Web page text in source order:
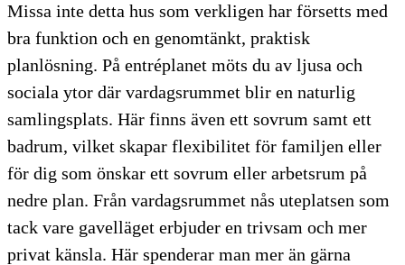
Missa inte detta hus som verkligen har försetts med
bra funktion och en genomtänkt, praktisk
planlösning. På entréplanet möts du av ljusa och
sociala ytor där vardagsrummet blir en naturlig
samlingsplats. Här finns även ett sovrum samt ett
badrum, vilket skapar flexibilitet för familjen eller
för dig som önskar ett sovrum eller arbetsrum på
nedre plan. Från vardagsrummet nås uteplatsen som
tack vare gavelläget erbjuder en trivsam och mer
privat känsla. Här spenderar man mer än gärna